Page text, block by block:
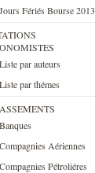
Jours Fériés Bourse 2013
Liste par auteurs
Liste par thémes
Banques
Compagnies Aériennes
Compagnies Pétroliéres